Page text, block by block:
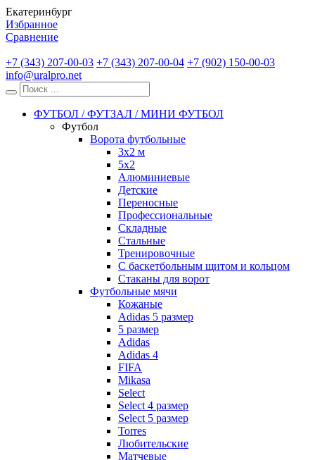
Екатеринбург
Избранное
Сравнение
+7 (343) 207-00-03 +7 (343) 207-00-04 +7 (902) 150-00-03
info@uralpro.net
ФУТБОЛ / ФУТЗАЛ / МИНИ ФУТБОЛ
Футбол
Ворота футбольные
3х2 м
5х2
Алюминиевые
Детские
Переносные
Профессиональные
Складные
Стальные
Тренировочные
С баскетбольным щитом и кольцом
Стаканы для ворот
Футбольные мячи
Кожаные
Adidas 5 размер
5 размер
Adidas
Adidas 4
FIFA
Mikasa
Select
Select 4 размер
Select 5 размер
Torres
Любительские
Матчевые